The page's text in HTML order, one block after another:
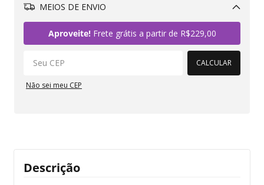
MEIOS DE ENVIO
Aproveite!Frete grátis a partir de R$229,00
CALCULAR
Não sei meu CEP
Descrição